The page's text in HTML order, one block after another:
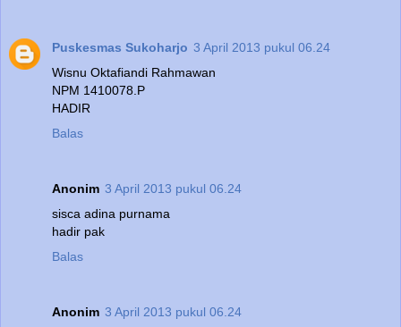
Puskesmas Sukoharjo 3 April 2013 pukul 06.24
Wisnu Oktafiandi Rahmawan
NPM 1410078.P
HADIR
Balas
Anonim 3 April 2013 pukul 06.24
sisca adina purnama
hadir pak
Balas
Anonim 3 April 2013 pukul 06.24